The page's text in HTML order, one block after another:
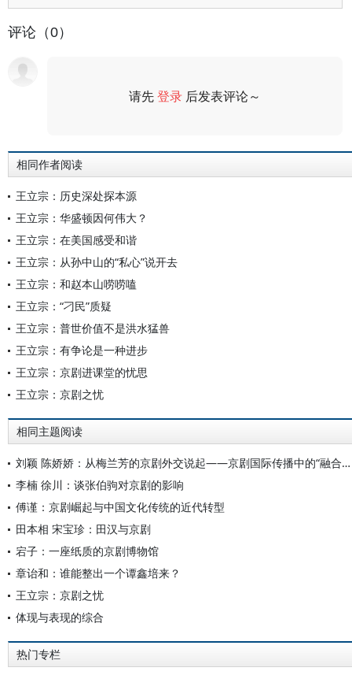
评论（0）
请先登录 后发表评论～
相同作者阅读
王立宗：历史深处探本源
王立宗：华盛顿因何伟大？
王立宗：在美国感受和谐
王立宗：从孙中山的“私心”说开去
王立宗：和赵本山唠唠嗑
王立宗：“刁民”质疑
王立宗：普世价值不是洪水猛兽
王立宗：有争论是一种进步
王立宗：京剧进课堂的忧思
王立宗：京剧之忧
相同主题阅读
刘颖 陈娇娇：从梅兰芳的京剧外交说起——京剧国际传播中的“融合话语”
李楠 徐川：谈张伯驹对京剧的影响
傅谨：京剧崛起与中国文化传统的近代转型
田本相 宋宝珍：田汉与京剧
宕子：一座纸质的京剧博物馆
章诒和：谁能整出一个谭鑫培来？
王立宗：京剧之忧
体现与表现的综合
热门专栏